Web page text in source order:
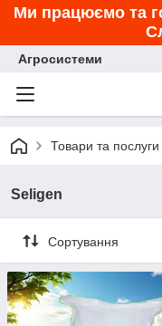
Ми працюємо та
Агросистеми
Товари та послуги
Seligen
Сортування